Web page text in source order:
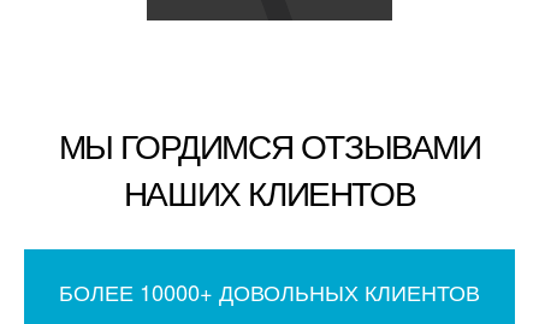
МЫ ГОРДИМСЯ ОТЗЫВАМИ
НАШИХ КЛИЕНТОВ
БОЛЕЕ 10000+ ДОВОЛЬНЫХ КЛИЕНТОВ